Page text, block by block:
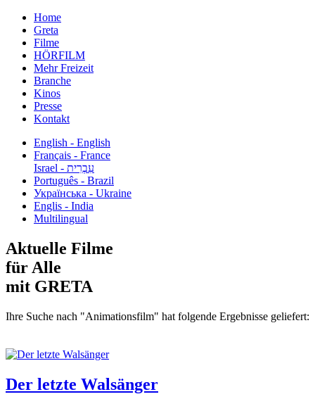
Home
Greta
Filme
HÖRFILM
Mehr Freizeit
Branche
Kinos
Presse
Kontakt
English - English
Français - France
עִבְרִית - Israel
Português - Brazil
Українська - Ukraine
Englis - India
Multilingual
Aktuelle Filme
für Alle
mit GRETA
Ihre Suche nach "Animationsfilm" hat folgende Ergebnisse geliefert:
Der letzte Walsänger